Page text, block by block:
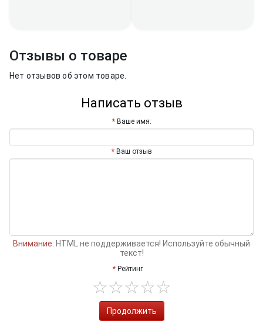
Отзывы о товаре
Нет отзывов об этом товаре.
Написать отзыв
Ваше имя:
Ваш отзыв
Внимание: HTML не поддерживается! Используйте обычный
текст!
Рейтинг
Продолжить